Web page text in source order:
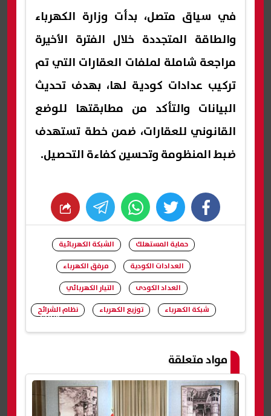
في سياق متصل، بدأت وزارة الكهرباء
والطاقة المتجددة خلال الفترة الأخيرة
مراجعة شاملة لملفات العقارات التي تم
تركيب عدادات كودية لها، بهدف تحديث
البيانات والتأكد من مطابقتها للوضع
القانوني للعقارات، ضمن خطة تستهدف
ضبط المنظومة وتحسين كفاءة التحصيل.
facebook
twitter
whats
شارك
حماية المستهلك
الشبكة الكهربائية
العدادات الكودية
مرفق الكهرباء
العداد الكودى
التيار الكهربائي
شبكة الكهرباء
توزيع الكهرباء نظام الشرائح
مواد متعلقة